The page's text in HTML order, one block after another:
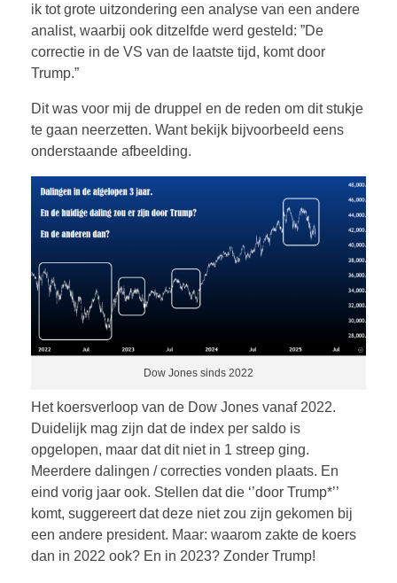
ik tot grote uitzondering een analyse van een andere
analist, waarbij ook ditzelfde werd gesteld: ”De
correctie in de VS van de laatste tijd, komt door
Trump.”
Dit was voor mij de druppel en de reden om dit stukje
te gaan neerzetten. Want bekijk bijvoorbeeld eens
onderstaande afbeelding.
Dow Jones sinds 2022
Het koersverloop van de Dow Jones vanaf 2022.
Duidelijk mag zijn dat de index per saldo is
opgelopen, maar dat dit niet in 1 streep ging.
Meerdere dalingen / correcties vonden plaats. En
eind vorig jaar ook. Stellen dat die ‘’door Trump*’’
komt, suggereert dat deze niet zou zijn gekomen bij
een andere president. Maar: waarom zakte de koers
dan in 2022 ook? En in 2023? Zonder Trump!